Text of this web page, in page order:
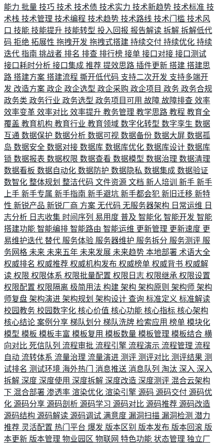
能力 批量 技巧 技术 技术债 技术实力 技术新趋势 技术标准 技
术栈 技术管理 技术编程 技术趋势 技术路线 技术门槛 技术风
口 技能 技能提升 技能转型 投入回报 报告解读 拆解 拆解低代
码 拒绝 拓展性 拖拽开发 拖拽式搭建 持续交付 持续优化 持续
迭代 指南 挑战者 排名 排查 排行榜 接单 接口对接 接口测试
接口耗时分析 接口集成 推荐 提效思路 插件更新 搭建 搭建思
路 搭建方案 搭建流程 撕开低代码 支持二次开发 支持多端开
发 改造方案 政企 政企选型 政企采购 政企项目 政务 政务合规
政务类 政务行业 政务选型 政务项目可用 故障 故障排查 效率
效率变革 效率对比 效率提升 教务管理 教学思路 教程 教育全
覆盖 教育机构 教育行业 教育领域 数字化转型 数字孪生 数据
互通 数据保护 数据分析 数据可视 数据备份 数据大屏 数据孤
岛 数据安全 数据对接 数据库 数据库优化 数据库设计 数据库
锁 数据报表 数据权限 数据查看 数据模型 数据治理 数据清理
数据看板 数据自动化 数据防护 数据隐私 数据集成 数据验证
数智化 整体规划 整洁代码 文件资源 文档 新人培训 新手 新手
上手 新手专属 新手指南 新手避坑 新手都会犯 新旧迁移 新特
性 新锐产品 新锐厂商 方案 无代码 无服务器架构 日常运维 日
志分析 日志收集 时间序列 易用度 普及 智能化 智能开发 智能
搭建功能 智能编排 智能路由 智能运维 更新管理 更新速度 更
易维护迭代 替代 服务体验 服务器维护 服务拆分 服务测评 服
务网格 未来 未来五年 未来发展 未来趋势 本地部署 术语大全
权威排名 权威推荐 权威机构发布 权威榜单 权威背书 权威解
读 权限 权限体系 权限批量配置 权限日志 权限继承 权限设置
权限配置 权限隔离 极简用法 构建 架构 架构原则 架构师 架构
师复盘 架构演进 架构规划 架构设计 查询 标准定义 标准解读
校园教务 校园数字化 核心价值 核心功能 核心指标 核心架构
核心结论 案例分享 梯队划分 梯队洗牌 检索应用 榜单 模块化
模型 模板 模板丰富 模板复用 模板数量 模板管理 模板结合 横
向对比 死信队列 流程审批 流程引擎 流程演示 流程管理 流程
自动 流转体系 流量治理 流量演进 测评 测评对比 测评结果 测
试排名 测试环境 海外热门 消息推送 消息队列 淘汰 深入 深入
拆解 深度 深度使用 深度拆解 深度改造 深度测评 混合云架构
下 混合部署 渗透率 渲染优化 渲染引擎 源码 源码交付 源码优
化 源码分享 源码剖析 源码学习 源码对比 源码推荐 源码改造
源码结构 源码解读 源码调试 满意度 漏洞扫描 漏洞检测 潜力
推荐 灵活配置 热门平台 爆发 版本区别 版本发布 版本回滚 版
本更新 版本管理 物业园区 物联网 特色功能 状态管理 独立厂